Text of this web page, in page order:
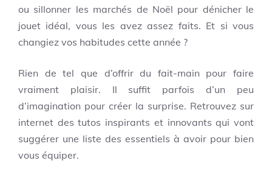
ou sillonner les marchés de Noël pour dénicher le
jouet idéal, vous les avez assez faits. Et si vous
changiez vos habitudes cette année ?
Rien de tel que d’offrir du fait-main pour faire
vraiment plaisir. Il suffit parfois d’un peu
d’imagination pour créer la surprise. Retrouvez sur
internet des tutos inspirants et innovants qui vont
suggérer une liste des essentiels à avoir pour bien
vous équiper.